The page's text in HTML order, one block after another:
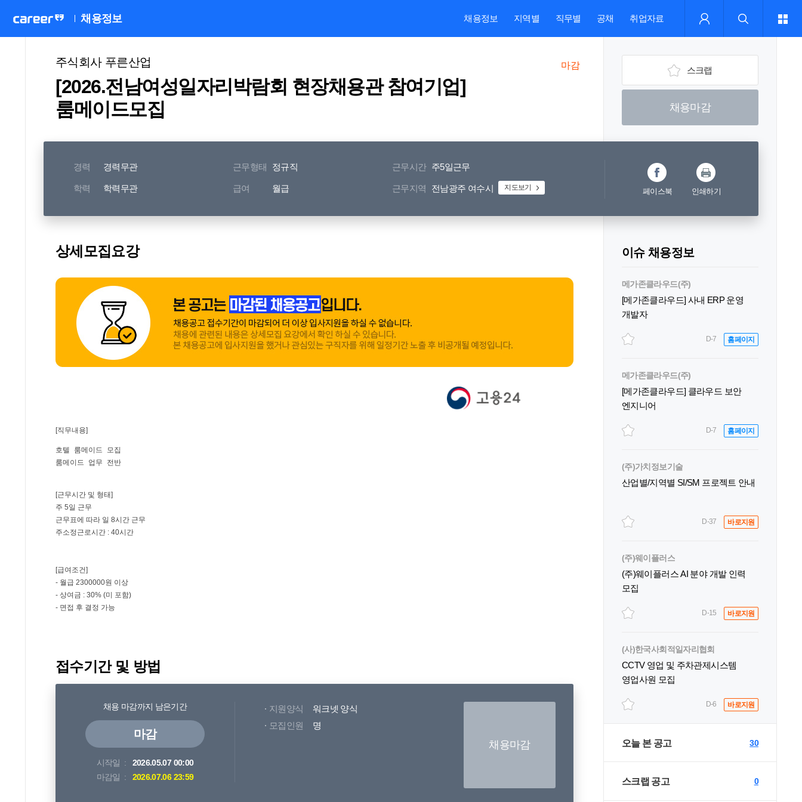
채용정보 채용정보 지역별 직무별 공채 취업자료
주식회사 푸른산업
[2026.전남여성일자리박람회 현장채용관 참여기업]
룸메이드모집
마감 스크랩
채용마감
경력 경력무관 근무형태 정규직 근무시간 주5일근무
학력 학력무관 급여 월급 근무지역 전남광주 여수시 지도보기 페이스북 인쇄하기
상세모집요강
접수기간 및 방법
채용 마감까지 남은기간
마감
시작일
2026.05.07 00:00
마감일
2026.07.06 23:59
지원양식
워크넷 양식
모집인원
명
채용마감
이슈 채용정보
메가존클라우드(주)
[메가존클라우드] 사내 ERP 운영
개발자
D-7 홈페이지
메가존클라우드(주)
[메가존클라우드] 클라우드 보안
엔지니어
D-7 홈페이지
(주)가치정보기술
산업별/지역별 SI/SM 프로젝트 안내
D-37 바로지원
(주)웨이플러스
(주)웨이플러스 AI 분야 개발 인력
모집
D-15 바로지원
(사)한국사회적일자리협회
CCTV 영업 및 주차관제시스템
영업사원 모집
D-6 바로지원
오늘 본 공고 30
스크랩 공고 0